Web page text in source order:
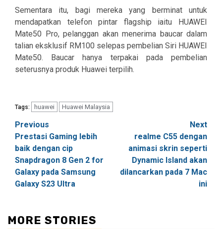
Sementara itu, bagi mereka yang berminat untuk
mendapatkan telefon pintar flagship iaitu HUAWEI
Mate50 Pro, pelanggan akan menerima baucar dalam
talian eksklusif RM100 selepas pembelian Siri HUAWEI
Mate50. Baucar hanya terpakai pada pembelian
seterusnya produk Huawei terpilih.
Tags: huawei Huawei Malaysia
Post
navigation
Previous
Prestasi Gaming lebih
baik dengan cip
Snapdragon 8 Gen 2 for
Galaxy pada Samsung
Galaxy S23 Ultra
Next
realme C55 dengan
animasi skrin seperti
Dynamic Island akan
dilancarkan pada 7 Mac
ini
MORE STORIES